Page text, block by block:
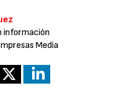
información
Media